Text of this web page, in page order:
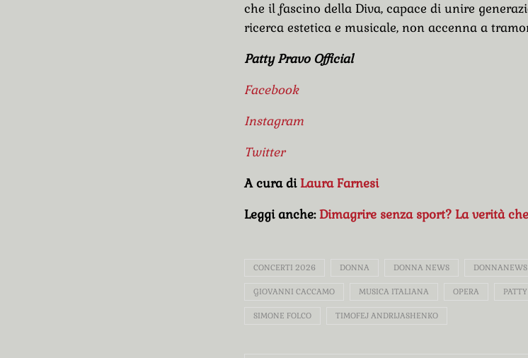
che il fascino della Diva, capace di unire
ricerca estetica e musicale, non accenna a
Patty Pravo Official
Facebook
Instagram
Twitter
A cura diLaura Farnesi
Leggi anche:Dimagrire senza sport? La verità
CONCERTI 2026 DONNA DONNA NEWS DONNANEWS
GIOVANNI CACCAMO MUSICA ITALIANA OPERA
SIMONE FOLCO TIMOFEJ ANDRIJASHENKO